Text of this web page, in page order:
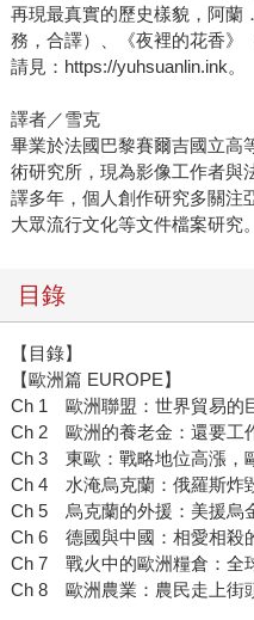
再現最真實的歷史樣貌，阿蘭
務，合譯）、《夜裡的花香》
請見：https://yuhsuanlin.ink。
譯者／雪克
畢業於法國巴黎賽爾吉國立高
術研究所，現為影像工作者與
譯多年，個人創作研究多關注
大眾流行文化等文件檔案研究。
目錄
【目錄】
【歐洲篇 EUROPE】
Ch 1 歐洲聯盟：世界貿易的
Ch 2 歐洲的養老金：還要工
Ch 3 東歐：戰略地位高漲，
Ch 4 水淹烏克蘭：俄羅斯炸
Ch 5 烏克蘭的外援：美援烏
Ch 6 德國與中國：相愛相殺
Ch 7 戰火中的歐洲糧倉：全
Ch 8 歐洲農業：農民走上街